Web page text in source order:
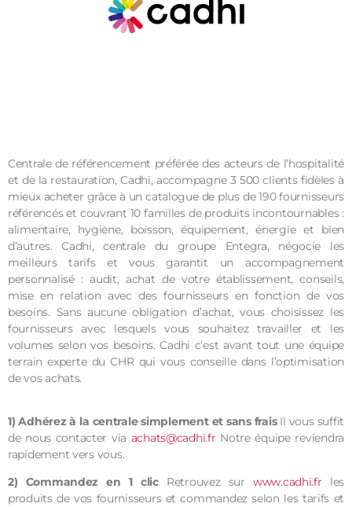
Centrale de référencement préférée des acteurs de l’hospitalité
et de la restauration, Cadhi, accompagne 3 500 clients fidèles à
mieux acheter grâce à un catalogue de plus de 190 fournisseurs
référencés et couvrant 10 familles de produits incontournables :
alimentaire, hygiène, boisson, équipement, énergie et bien
d’autres. Cadhi, centrale du groupe Entegra, négocie les
meilleurs tarifs et vous garantit un accompagnement
personnalisé : audit, achat de votre établissement, conseils,
mise en relation avec des fournisseurs en fonction de vos
besoins. Sans aucune obligation d’achat, vous choisissez les
fournisseurs avec lesquels vous souhaitez travailler et les
volumes selon vos besoins. Cadhi c’est avant tout une équipe
terrain experte du CHR qui vous conseille dans l’optimisation
de vos achats.
1) Adhérez à la centrale simplement et sans fraisIl vous suffit
de nous contacter via achats@cadhi.fr Notre équipe reviendra
rapidement vers vous.
2) Commandez en 1 clicRetrouvez sur www.cadhi.fr les
produits de vos fournisseurs et commandez selon les tarifs et